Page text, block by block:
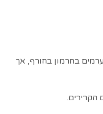
בחרמון בחורף, אך
הקרירים.